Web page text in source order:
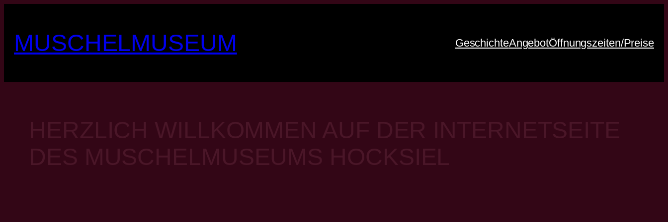
springen
MUSCHELMUSEUM GeschichteAngebotÖffnungszeiten/Preise
HERZLICH WILLKOMMEN AUF DER INTERNETSEITE
DES MUSCHELMUSEUMS HOCKSIEL